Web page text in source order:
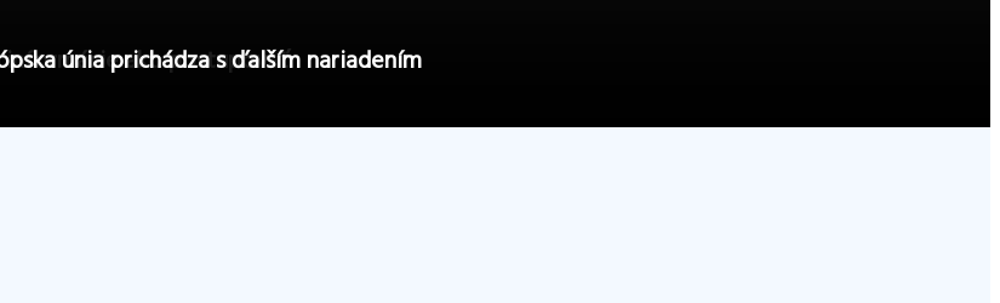
informácie ako postupovať
únia prichádza s ďalším nariadením